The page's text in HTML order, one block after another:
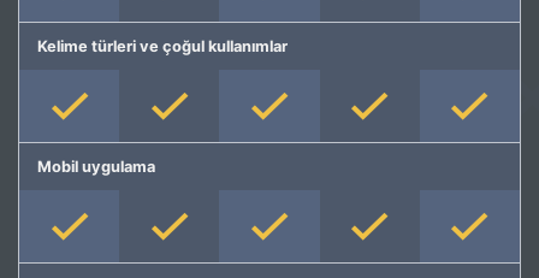
Kelime türleri ve çoğul kullanımlar
Mobil uygulama